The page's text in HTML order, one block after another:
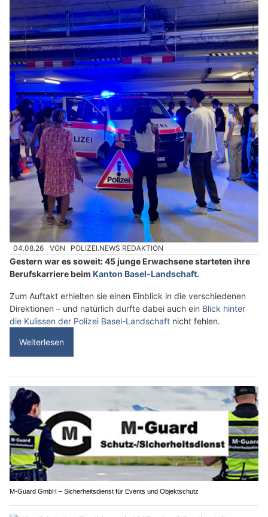
04.08.26 VON POLIZEI.NEWS REDAKTION
Gestern war es soweit: 45 junge Erwachsene starteten ihre
Berufskarriere beim Kanton Basel-Landschaft.
Zum Auftakt erhielten sie einen Einblick in die verschiedenen
Direktionen – und natürlich durfte dabei auch ein Blick hinter
die Kulissen der Polizei Basel-Landschaft nicht fehlen.
Weiterlesen
M-Guard GmbH – Sicherheitsdienst für Events und Objektschutz